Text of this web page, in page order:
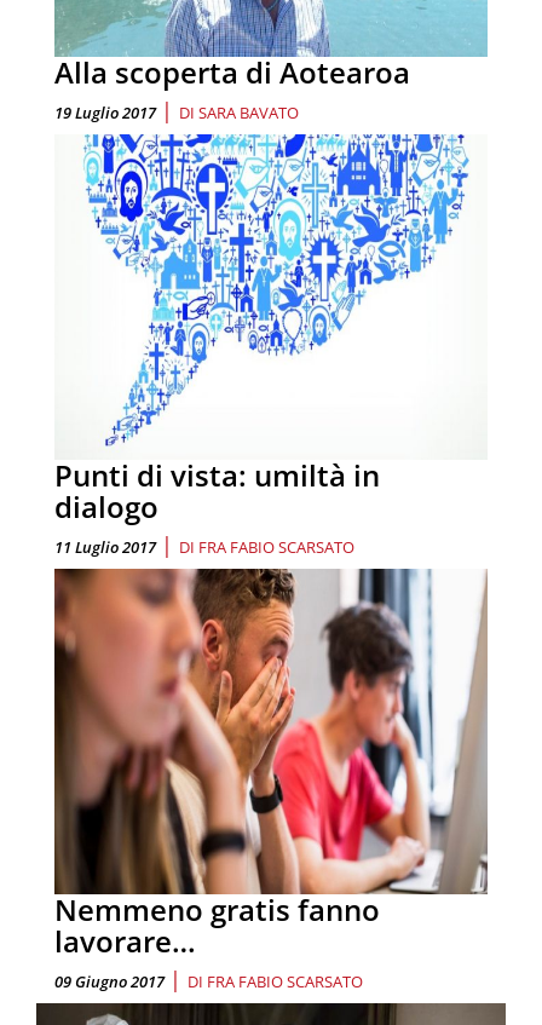
Alla scoperta di Aotearoa
19 Luglio 2017 | DI SARA BAVATO
Punti di vista: umiltà in
dialogo
11 Luglio 2017 | DI FRA FABIO SCARSATO
Nemmeno gratis fanno
lavorare…
09 Giugno 2017 | DI FRA FABIO SCARSATO